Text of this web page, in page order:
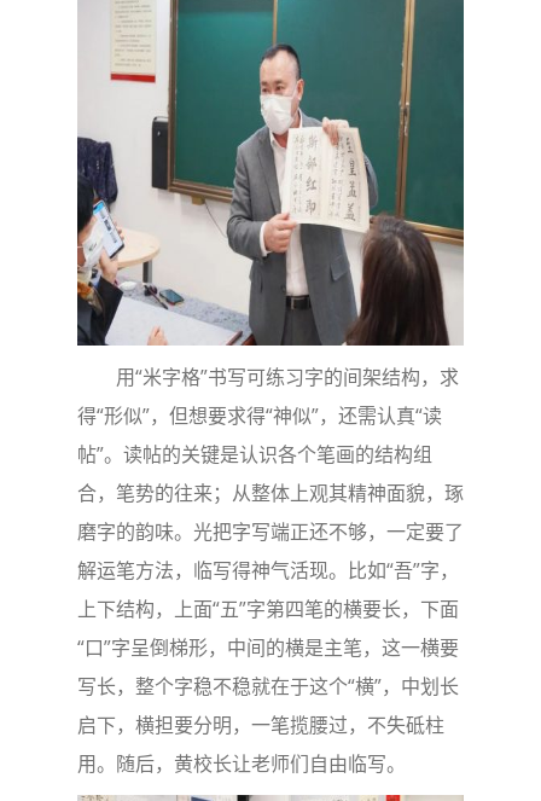
用“米字格”书写可练习字的间架结构，求
得“形似”，但想要求得“神似”，还需认真“读
帖”。读帖的关键是认识各个笔画的结构组
合，笔势的往来；从整体上观其精神面貌，琢
磨字的韵味。光把字写端正还不够，一定要了
解运笔方法，临写得神气活现。比如“吾”字，
上下结构，上面“五”字第四笔的横要长，下面
“口”字呈倒梯形，中间的横是主笔，这一横要
写长，整个字稳不稳就在于这个“横”，中划长
启下，横担要分明，一笔揽腰过，不失砥柱
用。随后，黄校长让老师们自由临写。